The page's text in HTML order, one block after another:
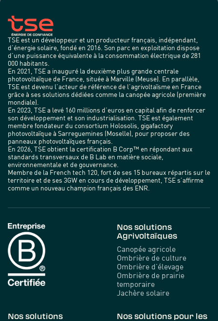
TSE est un développeur et un producteur français, indépendant,
d’énergie solaire, fondé en 2016. Son parc en exploitation dispose
d’une puissance équivalente à la consommation électrique de 281
000 habitants.
En 2021, TSE a inauguré la deuxième plus grande centrale
photovoltaïque de France, située à Marville (Meuse). En parallèle,
TSE est devenu l’acteur de référence de l’agrivoltaïsme en France
grâce à ses solutions dédiées comme la canopée agricole (première
mondiale).
En 2023, TSE a levé 160 millions d’euros en capital afin de renforcer
son développement et son industrialisation. TSE est également
membre fondateur du consortium Holosolis, gigafactory
photovoltaïque à Sarreguemines (Moselle), pour proposer des
panneaux photovoltaïques français.
En 2026, TSE obtient la certification B Corp™ en répondant aux
standards transversaux de B Lab en matière sociale,
environnementale et de gouvernance.
Membre de la French tech 120, fort de ses 15 bureaux répartis sur le
territoire et de ses 3GW en cours de développement, TSE s’affirme
comme un nouveau champion français des ENR.
Nos solutions
Agrivoltaïques
Canopée agricole
Ombrière de culture
Ombrière d’élevage
Ombrière de prairie
temporaire
Jachère solaire
Nos solutions
Nos solutions pour les